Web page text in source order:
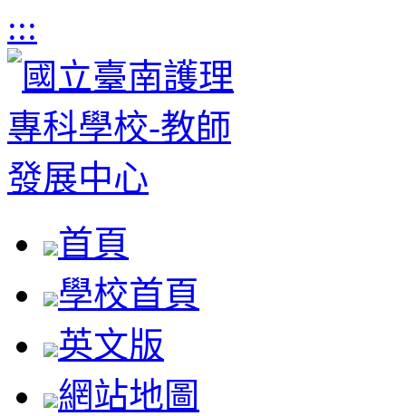
:::
首頁
學校首頁
英文版
網站地圖